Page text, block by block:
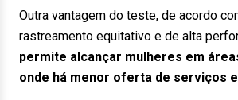
Outra vantagem do teste, de acordo
rastreamento equitativo e de alta
permite alcançar mulheres em
onde há menor oferta de serviços